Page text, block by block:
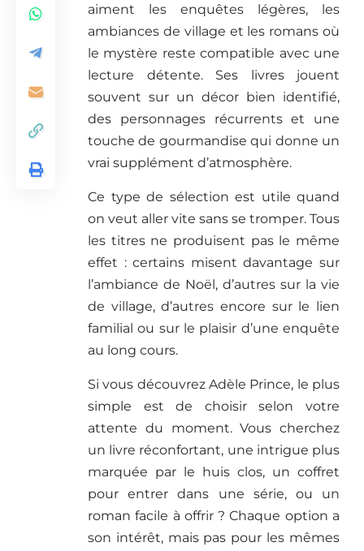
aiment les enquêtes légères, les
ambiances de village et les romans où
le mystère reste compatible avec une
lecture détente. Ses livres jouent
souvent sur un décor bien identifié,
des personnages récurrents et une
touche de gourmandise qui donne un
vrai supplément d’atmosphère.
Ce type de sélection est utile quand
on veut aller vite sans se tromper. Tous
les titres ne produisent pas le même
effet : certains misent davantage sur
l’ambiance de Noël, d’autres sur la vie
de village, d’autres encore sur le lien
familial ou sur le plaisir d’une enquête
au long cours.
Si vous découvrez Adèle Prince, le plus
simple est de choisir selon votre
attente du moment. Vous cherchez
un livre réconfortant, une intrigue plus
marquée par le huis clos, un coffret
pour entrer dans une série, ou un
roman facile à offrir ? Chaque option a
son intérêt, mais pas pour les mêmes